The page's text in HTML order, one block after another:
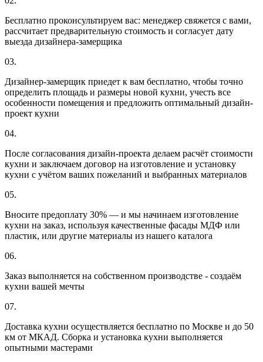
Бесплатно проконсультируем вас: менеджер свяжется с вами,
рассчитает предварительную стоимость и согласует дату
выезда дизайнера-замерщика
03.
Дизайнер-замерщик приедет к вам бесплатно, чтобы точно
определить площадь и размеры новой кухни, учесть все
особенности помещения и предложить оптимальный дизайн-
проект кухни
04.
После согласования дизайн-проекта делаем расчёт стоимости
кухни и заключаем договор на изготовление и установку
кухни с учётом ваших пожеланий и выбранных материалов
05.
Вносите предоплату 30% — и мы начинаем изготовление
кухни на заказ, используя качественные фасады МДФ или
пластик, или другие материалы из нашего каталога
06.
Заказ выполняется на собственном производстве - создаём
кухни вашей мечты
07.
Доставка кухни осуществляется бесплатно по Москве и до 50
км от МКАД. Сборка и установка кухни выполняется
опытными мастерами